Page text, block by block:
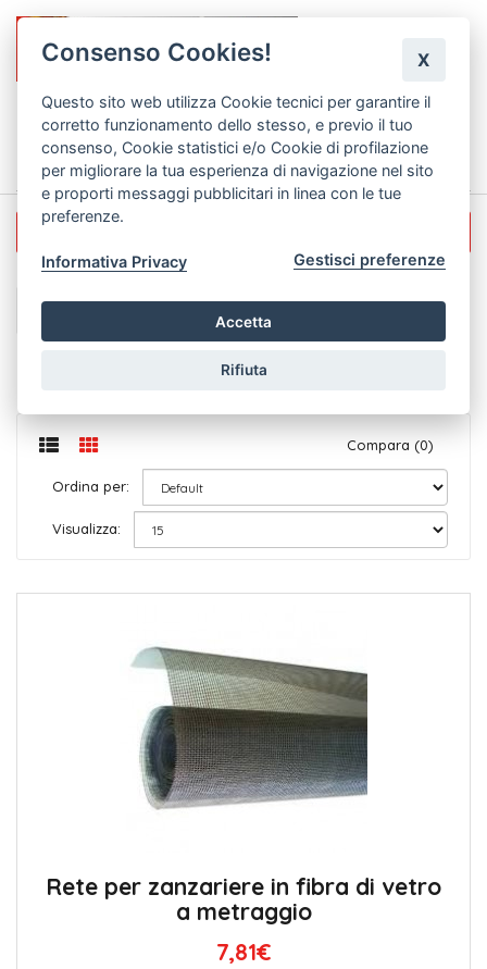
Rete per zanzariere
Compara (0)
Ordina per:
Visualizza:
Rete per zanzariere in fibra di vetro
a metraggio
7,81€
X
Consenso Cookies!
Questo sito web utilizza Cookie tecnici per garantire il
corretto funzionamento dello stesso, e previo il tuo
consenso, Cookie statistici e/o Cookie di profilazione
per migliorare la tua esperienza di navigazione nel sito
e proporti messaggi pubblicitari in linea con le tue
preferenze.
Informativa Privacy Gestisci preferenze
Accetta
Rifiuta